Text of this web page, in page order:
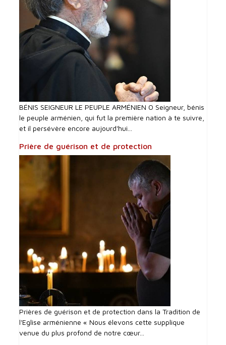
BÉNIS SEIGNEUR LE PEUPLE ARMÉNIEN O Seigneur, bénis
le peuple arménien, qui fut la première nation à te suivre,
et il persévère encore aujourd'hui...
Prière de guérison et de protection
Prières de guérison et de protection dans la Tradition de
l'Eglise arménienne « Nous élevons cette supplique
venue du plus profond de notre cœur...